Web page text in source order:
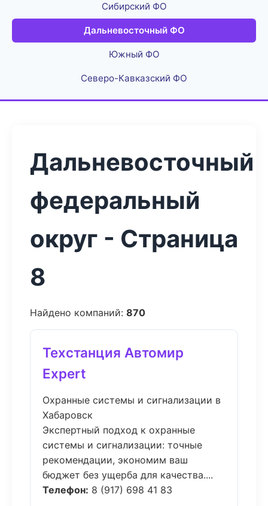
Сибирский ФО
Дальневосточный ФО
Южный ФО
Северо-Кавказский ФО
Дальневосточный
федеральный
округ - Страница
8
Найдено компаний: 870
Техстанция Автомир
Expert
Охранные системы и сигнализации в
Хабаровск
Экспертный подход к охранные
системы и сигнализации: точные
рекомендации, экономим ваш
бюджет без ущерба для качества....
Телефон: 8 (917) 698 41 83